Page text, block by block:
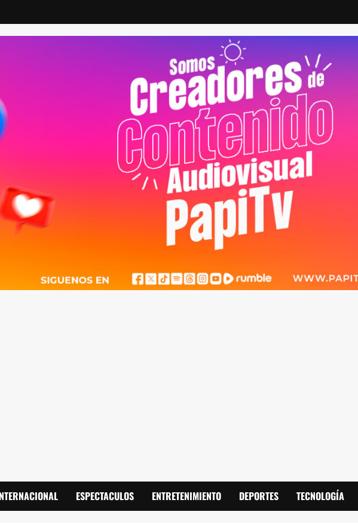
ESPECTACULOS ENTRETENIMIENTO DEPORTES TECNOLOGÍA